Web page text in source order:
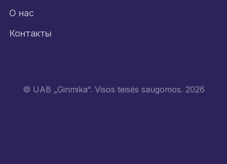
О нас
Контакты
© UAB „Ginmika“. Visos teisės saugomos. 2026